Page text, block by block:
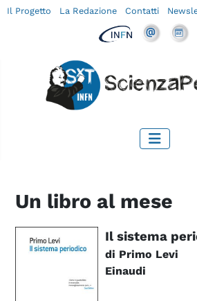
Il Progetto La Redazione Contatti
Un libro al mese
Il sistema
di Primo Levi
Einaudi